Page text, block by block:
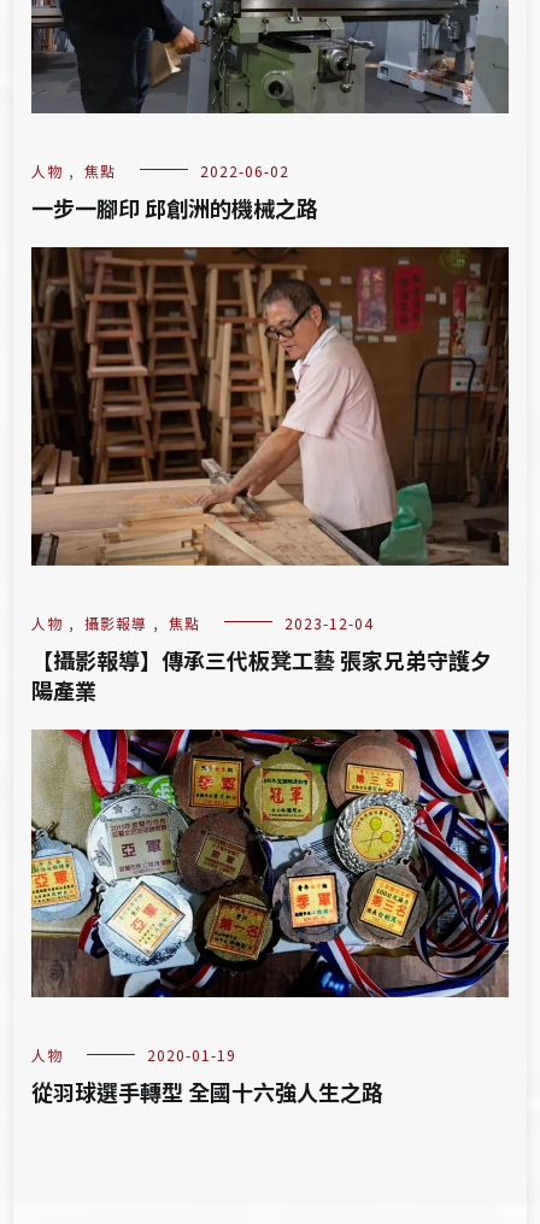
人物 , 焦點 2022-06-02
一步一腳印 邱創洲的機械之路
人物 , 攝影報導 , 焦點 2023-12-04
【攝影報導】傳承三代板凳工藝 張家兄弟守護夕
陽產業
人物 2020-01-19
從羽球選手轉型 全國十六強人生之路